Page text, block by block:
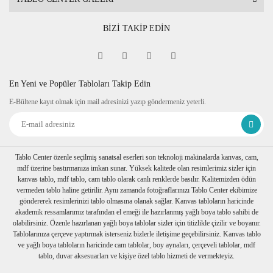
BİZİ TAKİP EDİN
En Yeni ve Popüler Tabloları Takip Edin
E-Bültene kayıt olmak için mail adresinizi yazıp göndermeniz yeterli.
Tablo Center özenle seçilmiş sanatsal eserleri son teknoloji makinalarda kanvas, cam,
mdf üzerine bastırmanıza imkan sunar. Yüksek kalitede olan resimlerimiz sizler için
kanvas tablo, mdf tablo, cam tablo olarak canlı renklerde basılır. Kalitemizden ödün
vermeden tablo haline getirilir. Aynı zamanda fotoğraflarınızı Tablo Center ekibimize
göndererek resimlerinizi tablo olmasına olanak sağlar. Kanvas tabloların haricinde
akademik ressamlarımız tarafından el emeği ile hazırlanmış yağlı boya tablo sahibi de
olabilirsiniz. Özenle hazırlanan yağlı boya tablolar sizler için titizlikle çizilir ve boyanır.
Tablolarınıza çerçeve yaptırmak isterseniz bizlerle iletişime geçebilirsiniz. Kanvas tablo
ve yağlı boya tabloların haricinde cam tablolar, boy aynaları, çerçeveli tablolar, mdf
tablo, duvar aksesuarları ve kişiye özel tablo hizmeti de vermekteyiz.